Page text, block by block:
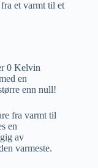
et varmt til et
0 Kelvin
en
enn null!
fra varmt til
en
av
varmeste.